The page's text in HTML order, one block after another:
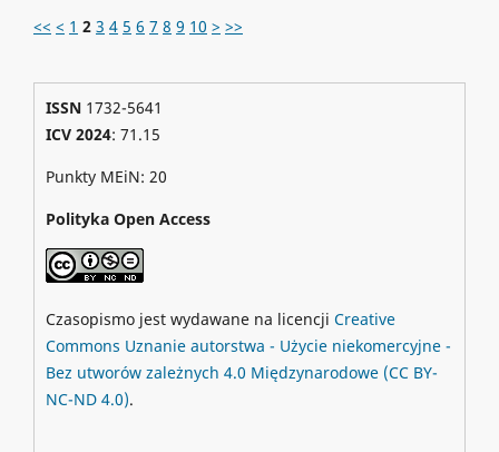
<< < 1 2 3 4 5 6 7 8 9 10 > >>
ISSN1732-5641
ICV 2024: 71.15
Punkty MEiN: 20
Polityka Open Access
Czasopismo jest wydawane na licencji Creative
Commons Uznanie autorstwa - Użycie niekomercyjne -
Bez utworów zależnych 4.0 Międzynarodowe (CC BY-
NC-ND 4.0).